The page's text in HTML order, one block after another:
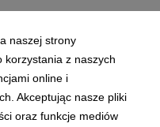
naszej strony
korzystania z naszych
online i
Akceptując nasze pliki
oraz funkcje mediów